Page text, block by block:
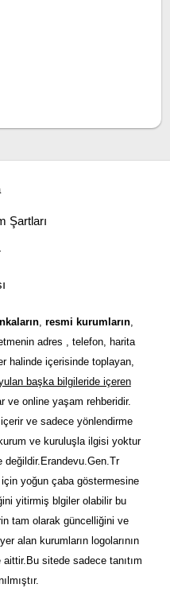
Şartları
, resmi kurumların,
adres , telefon, harita
halinde içerisinde toplayan,
başka bilgileride içeren
ve online yaşam rehberidir.
ve sadece yönlendirme
ve kuruluşla ilgisi yoktur
değildir.Erandevu.Gen.Tr
yoğun çaba göstermesine
yitirmiş blgiler olabilir bu
tam olarak güncelliğini ve
alan kurumların logolarının
sitede sadece tanıtım